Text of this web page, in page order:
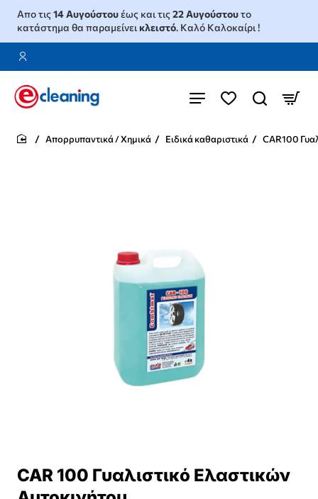
Απο τις14 Αυγούστουέως και τις22 Αυγούστουτο
κατάστημα θα παραμείνεικλειστό. Καλό Καλοκαίρι !
Απορρυπαντικά / Χημικά Ειδικά καθαριστικά CAR100
CAR 100 Γυαλιστικό Ελαστικών